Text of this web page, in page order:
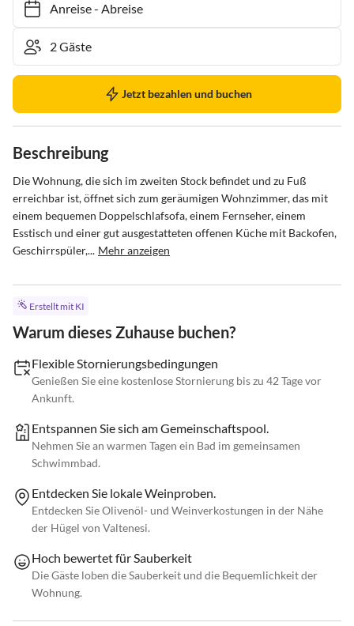
Anreise- Abreise
Jetzt bezahlen und buchen
Beschreibung
Die Wohnung, die sich im zweiten Stock befindet und zu Fuß
erreichbar ist, öffnet sich zum geräumigen Wohnzimmer, das mit
einem bequemen Doppelschlafsofa, einem Fernseher, einem
Esstisch und einer gut ausgestatteten offenen Küche mit Backofen,
Geschirrspüler,... Mehr anzeigen
Erstellt mit KI
Warum dieses Zuhause buchen?
Flexible Stornierungsbedingungen
Genießen Sie eine kostenlose Stornierung bis zu 42 Tage vor
Ankunft.
Entspannen Sie sich am Gemeinschaftspool.
Nehmen Sie an warmen Tagen ein Bad im gemeinsamen
Schwimmbad.
Entdecken Sie lokale Weinproben.
Entdecken Sie Olivenöl- und Weinverkostungen in der Nähe
der Hügel von Valtenesi.
Hoch bewertet für Sauberkeit
Die Gäste loben die Sauberkeit und die Bequemlichkeit der
Wohnung.